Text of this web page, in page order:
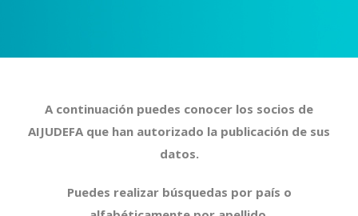
A continuación puedes conocer los socios de
AIJUDEFA que han autorizado la publicación de sus
datos.
Puedes realizar búsquedas por país o